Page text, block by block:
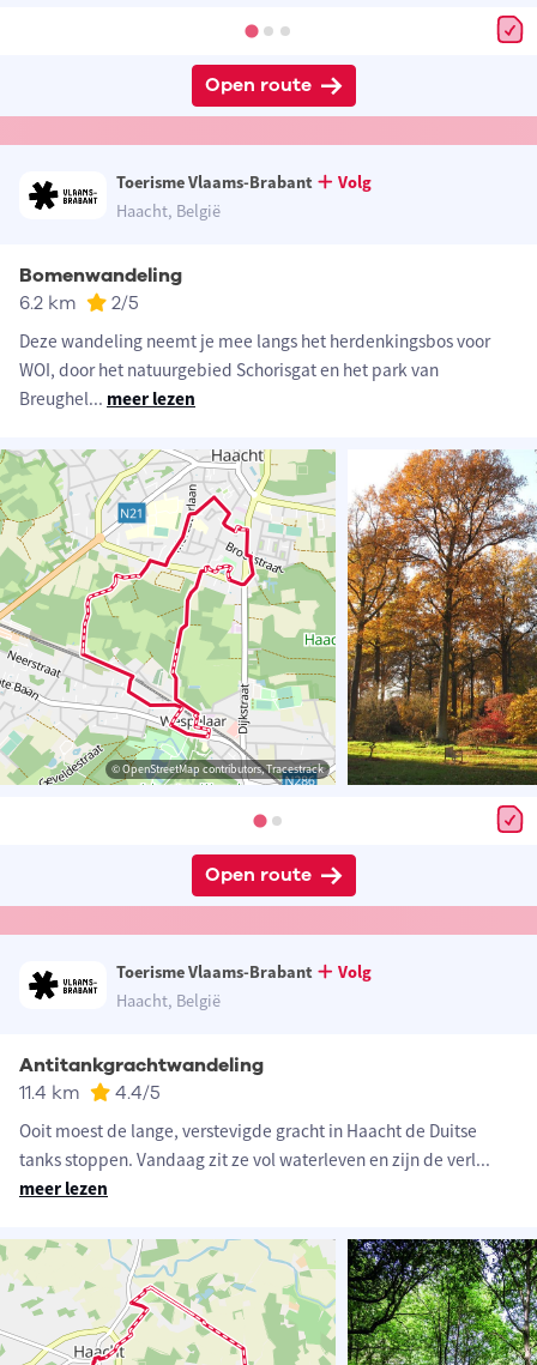
Open route
Toerisme Vlaams-Brabant
Volg
Haacht, België
Bomenwandeling
6.2 km 2/5
Deze wandeling neemt je mee langs het herdenkingsbos voor
WOI, door het natuurgebied Schorisgat en het park van
Breughel... meer lezen
© OpenStreetMap contributors, Tracestrack
Open route
Toerisme Vlaams-Brabant
Volg
Haacht, België
Antitankgrachtwandeling
11.4 km 4.4/5
Ooit moest de lange, verstevigde gracht in Haacht de Duitse
tanks stoppen. Vandaag zit ze vol waterleven en zijn de verl...
meer lezen